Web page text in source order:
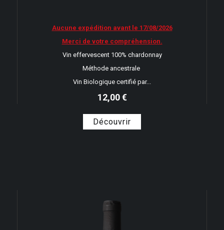
Aucune expédition avant le 17/08/2026
Merci de votre compréhension.
Vin effervescent 100% chardonnay
Méthode ancestrale
Vin Biologique certifié par...
12,00 €
Découvrir